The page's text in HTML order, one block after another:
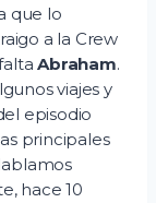
que lo
a la Crew
Abraham.
viajes y
episodio
principales
hace 10